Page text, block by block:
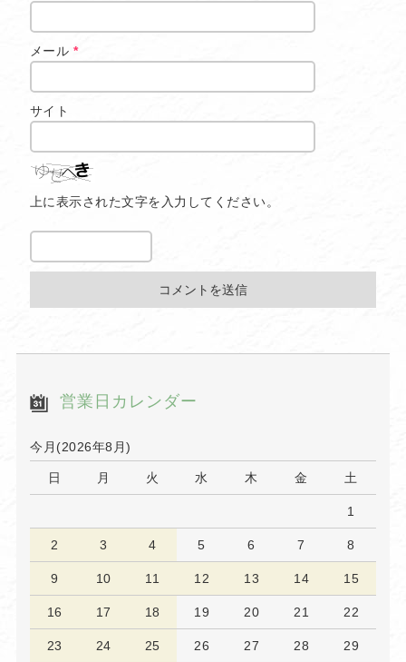
メール *
サイト
上に表示された文字を入力してください。
営業日カレンダー
今月(2026年8月)
日 月 火 水 木 金 土
1
2 3 4 5 6 7 8
9 10 11 12 13 14 15
16 17 18 19 20 21 22
23 24 25 26 27 28 29